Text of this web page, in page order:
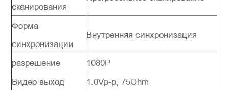
сканирования
Форма
синхронизации
Внутренняя синхронизация
разрешение
1080P
Видео выход
1.0Vp-p, 75Ohm